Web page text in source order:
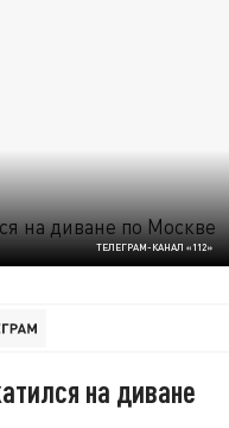
ТЕЛЕГРАМ-КАНАЛ «112»
на диване